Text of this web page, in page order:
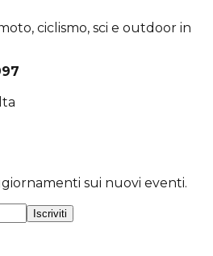
ciclismo, sci e outdoor in
sui nuovi eventi.
Iscriviti